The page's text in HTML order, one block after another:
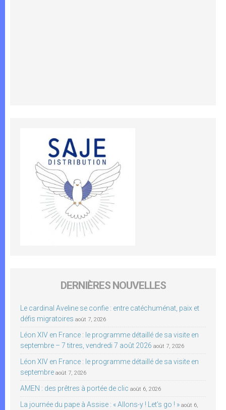
DERNIÈRES NOUVELLES
Le cardinal Aveline se confie : entre catéchuménat, paix et
défis migratoires août 7, 2026
Léon XIV en France : le programme détaillé de sa visite en
septembre – 7 titres, vendredi 7 août 2026 août 7, 2026
Léon XIV en France : le programme détaillé de sa visite en
septembre août 7, 2026
AMEN : des prêtres à portée de clic août 6, 2026
La journée du pape à Assise : « Allons-y ! Let’s go ! » août 6,